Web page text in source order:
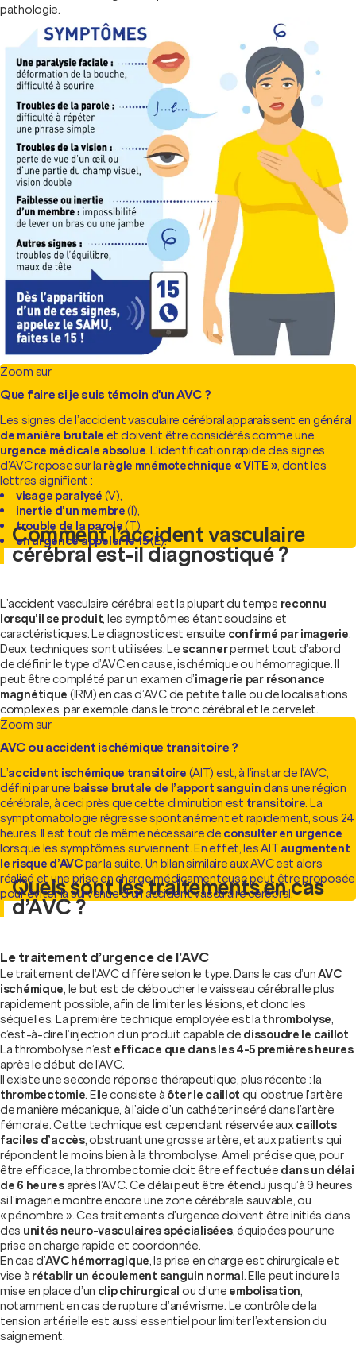
pathologie.
Zoom sur
Que faire si je suis témoin d'un AVC ?
Les signes de l’accident vasculaire cérébral apparaissent en général
de manière brutale et doivent être considérés comme une
urgence médicale absolue. L’identification rapide des signes
d’AVC repose sur larègle mnémotechnique « VITE », dont les
lettres signifient :
visage paralysé (V),
inertie d’un membre(I),
trouble de la parole(T),
en urgence appeler le 15(E).
Comment l’accident vasculaire
cérébral est-il diagnostiqué ?
L’accident vasculaire cérébral est la plupart du temps reconnu
lorsqu’il se produit, les symptômes étant soudains et
caractéristiques. Le diagnostic est ensuite confirmé par imagerie.
Deux techniques sont utilisées. Le scannerpermet tout d’abord
de définir le type d’AVC en cause, ischémique ou hémorragique. Il
peut être complété par un examen d’imagerie par résonance
magnétique (IRM) en cas d’AVC de petite taille ou de localisations
complexes, par exemple dans le tronc cérébral et le cervelet.
Zoom sur
AVC ou accident ischémique transitoire ?
L’accident ischémique transitoire (AIT) est, à l’instar de l’AVC,
défini par une baisse brutale de l’apport sanguindans une région
cérébrale, à ceci près que cette diminution est transitoire. La
symptomatologie régresse spontanément et rapidement, sous 24
heures. Il est tout de même nécessaire de consulter en urgence
lorsque les symptômes surviennent. En effet, les AIT augmentent
le risque d’AVCpar la suite. Un bilan similaire aux AVC est alors
réalisé et une prise en charge médicamenteuse peut être proposée
pour éviter la survenue d’un accident vasculaire cérébral.
Quels sont les traitements en cas
d’AVC ?
Le traitement d’urgence de l’AVC
Le traitement de l’AVC diffère selon le type. Dans le cas d’unAVC
ischémique, le but est de déboucher le vaisseau cérébral le plus
rapidement possible, afin de limiter les lésions, et donc les
séquelles. La première technique employée est lathrombolyse,
c’est-à-dire l’injection d’un produit capable de dissoudre le caillot.
La thrombolyse n’est efficace que dans les 4-5 premières heures
après le début de l’AVC.
Il existe une seconde réponse thérapeutique, plus récente : la
thrombectomie. Elle consiste àôter le caillot qui obstrue l’artère
de manière mécanique, à l’aide d’un cathéter inséré dans l’artère
fémorale. Cette technique est cependant réservée auxcaillots
faciles d’accès, obstruant une grosse artère, et aux patients qui
répondent le moins bien à la thrombolyse. Ameli précise que, pour
être efficace, la thrombectomie doit être effectuée dans un délai
de 6 heuresaprès l’AVC. Ce délai peut être étendu jusqu’à 9 heures
si l’imagerie montre encore une zone cérébrale sauvable, ou
« pénombre ». Ces traitements d’urgence doivent être initiés dans
des unités neuro-vasculaires spécialisées, équipées pour une
prise en charge rapide et coordonnée.
En cas d’AVC hémorragique, la prise en charge est chirurgicale et
vise àrétablir un écoulement sanguin normal. Elle peut inclure la
mise en place d’un clip chirurgical ou d’une embolisation,
notamment en cas de rupture d’anévrisme. Le contrôle de la
tension artérielle est aussi essentiel pour limiter l’extension du
saignement.